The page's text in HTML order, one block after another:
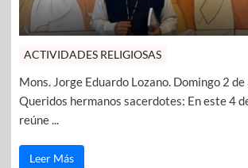
ACTIVIDADES RELIGIOSAS
Mons. Jorge Eduardo Lozano. Domingo 2
Queridos hermanos sacerdotes: En este 4
reúne ...
Leer Más